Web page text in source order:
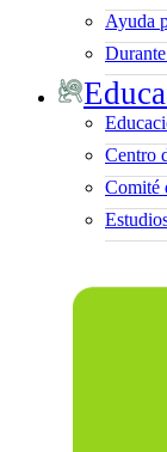
Ayuda
Centro
Comité